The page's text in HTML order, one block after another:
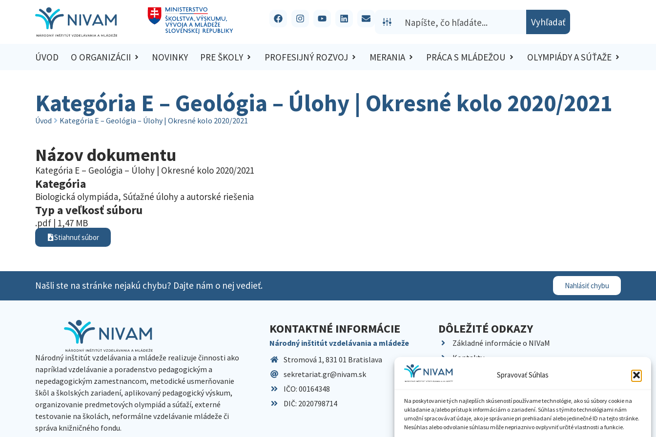
Spravovať Súhlas
Na poskytovanie tých najlepších skúseností používame technológie, ako sú súbory cookie na
ukladanie a/alebo prístup k informáciám o zariadení. Súhlas s týmito technológiami nám
umožní spracovávať údaje, ako je správanie pri prehliadaní alebo jedinečné ID na tejto stránke.
Nesúhlas alebo odvolanie súhlasu môže nepriaznivo ovplyvniť určité vlastnosti a funkcie.
Vyhľadať
ÚVOD O ORGANIZÁCII NOVINKY PRE ŠKOLY PROFESIJNÝ ROZVOJ MERANIA PRÁCA S MLÁDEŽOU OLYMPIÁDY A SÚŤAŽE
Kategória E – Geológia – Úlohy | Okresné kolo 2020/2021
Úvod Kategória E – Geológia – Úlohy | Okresné kolo 2020/2021
Názov dokumentu
Kategória E – Geológia – Úlohy | Okresné kolo 2020/2021
Kategória
Biologická olympiáda, Súťažné úlohy a autorské riešenia
Typ a veľkosť súboru
.pdf | 1,47 MB
Stiahnuť súbor
Našli ste na stránke nejakú chybu? Dajte nám o nej vedieť. Nahlásiť chybu
Národný inštitút vzdelávania a mládeže realizuje činnosti ako
napríklad vzdelávanie a poradenstvo pedagogickým a
nepedagogickým zamestnancom, metodické usmerňovanie
škôl a školských zariadení, aplikovaný pedagogický výskum,
organizovanie predmetových olympiád a súťaží, externé
testovanie na školách, neformálne vzdelávanie mládeže či
správa knižničného fondu.
KONTAKTNÉ INFORMÁCIE
Národný inštitút vzdelávania a mládeže
Stromová 1, 831 01 Bratislava
sekretariat.gr@nivam.sk
IČO: 00164348
DIČ: 2020798714
DÔLEŽITÉ ODKAZY
Základné informácie o NIVaM
Kontakty
Kariéra
Pracoviská NIVaM
Dokumenty inštitúcie
Knižnica